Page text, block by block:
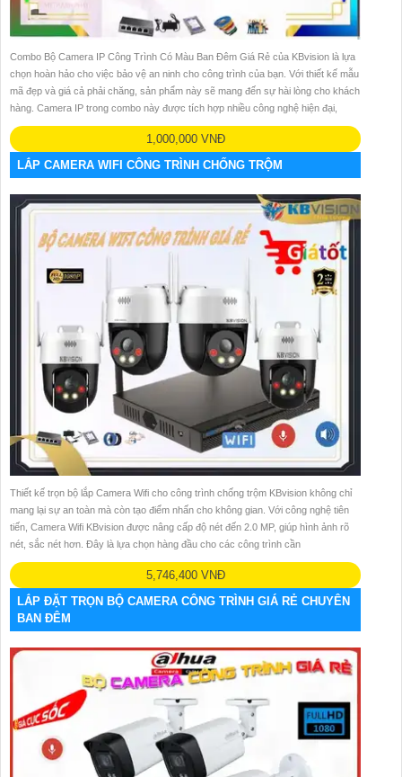
Combo Bộ Camera IP Công Trình Có Màu Ban Đêm Giá Rẻ của KBvision là lựa
chọn hoàn hảo cho việc bảo vệ an ninh cho công trình của bạn. Với thiết kế mẫu
mã đẹp và giá cả phải chăng, sản phẩm này sẽ mang đến sự hài lòng cho khách
hàng. Camera IP trong combo này được tích hợp nhiều công nghệ hiện đại,
1,000,000 VNĐ
LẮP CAMERA WIFI CÔNG TRÌNH CHỐNG TRỘM
Thiết kế trọn bộ lắp Camera Wifi cho công trình chống trộm KBvision không chỉ
mang lại sự an toàn mà còn tạo điểm nhấn cho không gian. Với công nghệ tiên
tiến, Camera Wifi KBvision được nâng cấp độ nét đến 2.0 MP, giúp hình ảnh rõ
nét, sắc nét hơn. Đây là lựa chọn hàng đầu cho các công trình cần
5,746,400 VNĐ
LẮP ĐẶT TRỌN BỘ CAMERA CÔNG TRÌNH GIÁ RẺ CHUYÊN
BAN ĐÊM